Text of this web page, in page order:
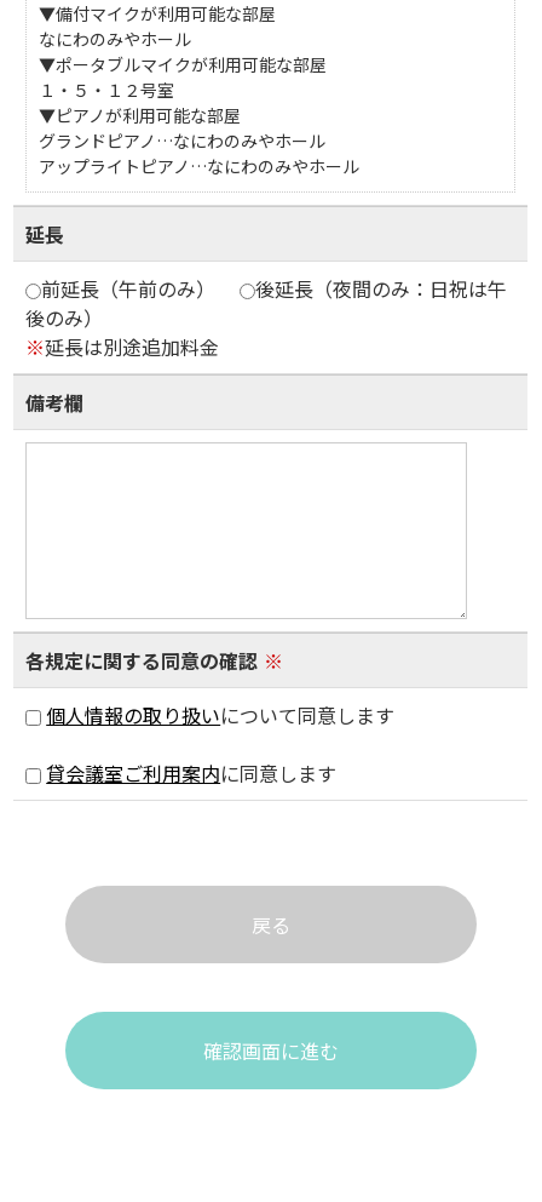
▼備付マイクが利用可能な部屋
なにわのみやホール
▼ポータブルマイクが利用可能な部屋
１・５・１２号室
▼ピアノが利用可能な部屋
グランドピアノ…なにわのみやホール
アップライトピアノ…なにわのみやホール
延長
前延長（午前のみ）
後延長（夜間のみ：日祝は午
後のみ）
※延長は別途追加料金
備考欄
各規定に関する同意の確認 ※
個人情報の取り扱いについて同意します
貸会議室ご利用案内に同意します
戻る
確認画面に進む